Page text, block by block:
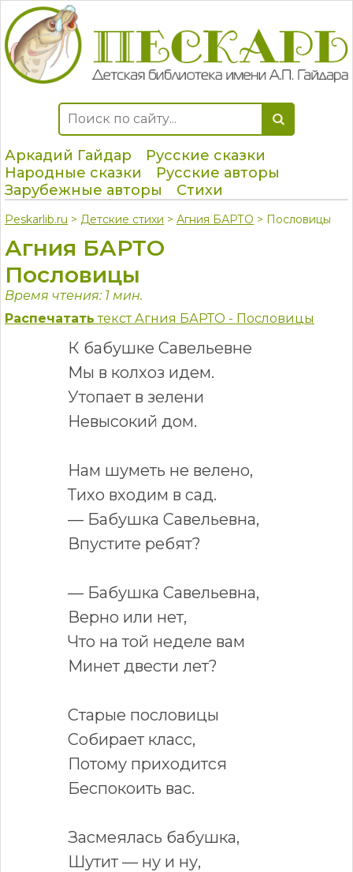
Аркадий Гайдар
Русские сказки
Народные сказки
Русские авторы
Зарубежные авторы
Стихи
Peskarlib.ru > Детские стихи > Агния БАРТО > Пословицы
Агния БАРТО
Пословицы
Время чтения: 1 мин.
Распечатать текст Агния БАРТО - Пословицы
К бабушке Савельевне
Мы в колхоз идем.
Утопает в зелени
Невысокий дом.
Нам шуметь не велено,
Тихо входим в сад.
— Бабушка Савельевна,
Впустите ребят?
— Бабушка Савельевна,
Верно или нет,
Что на той неделе вам
Минет двести лет?
Старые пословицы
Собирает класс,
Потому приходится
Беспокоить вас.
Засмеялась бабушка,
Шутит — ну и ну,